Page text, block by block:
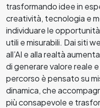
trasformando idee in
creatività, tecnologia e
individuare le
utili e misurabili. Dai siti
all’AI e alla realtà
di generare valore reale
percorso è pensato su
dinamica, che
più consapevole e